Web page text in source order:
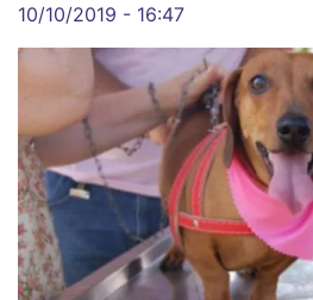
10/10/2019 - 16:47